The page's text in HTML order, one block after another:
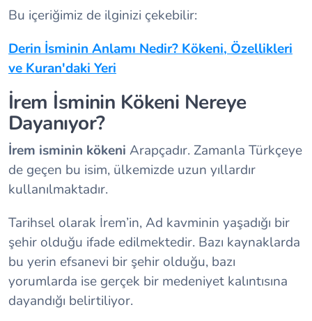
Bu içeriğimiz de ilginizi çekebilir:
Derin İsminin Anlamı Nedir? Kökeni, Özellikleri
ve Kuran'daki Yeri
İrem İsminin Kökeni Nereye
Dayanıyor?
İrem isminin kökeni Arapçadır. Zamanla Türkçeye
de geçen bu isim, ülkemizde uzun yıllardır
kullanılmaktadır.
Tarihsel olarak İrem’in, Ad kavminin yaşadığı bir
şehir olduğu ifade edilmektedir. Bazı kaynaklarda
bu yerin efsanevi bir şehir olduğu, bazı
yorumlarda ise gerçek bir medeniyet kalıntısına
dayandığı belirtiliyor.